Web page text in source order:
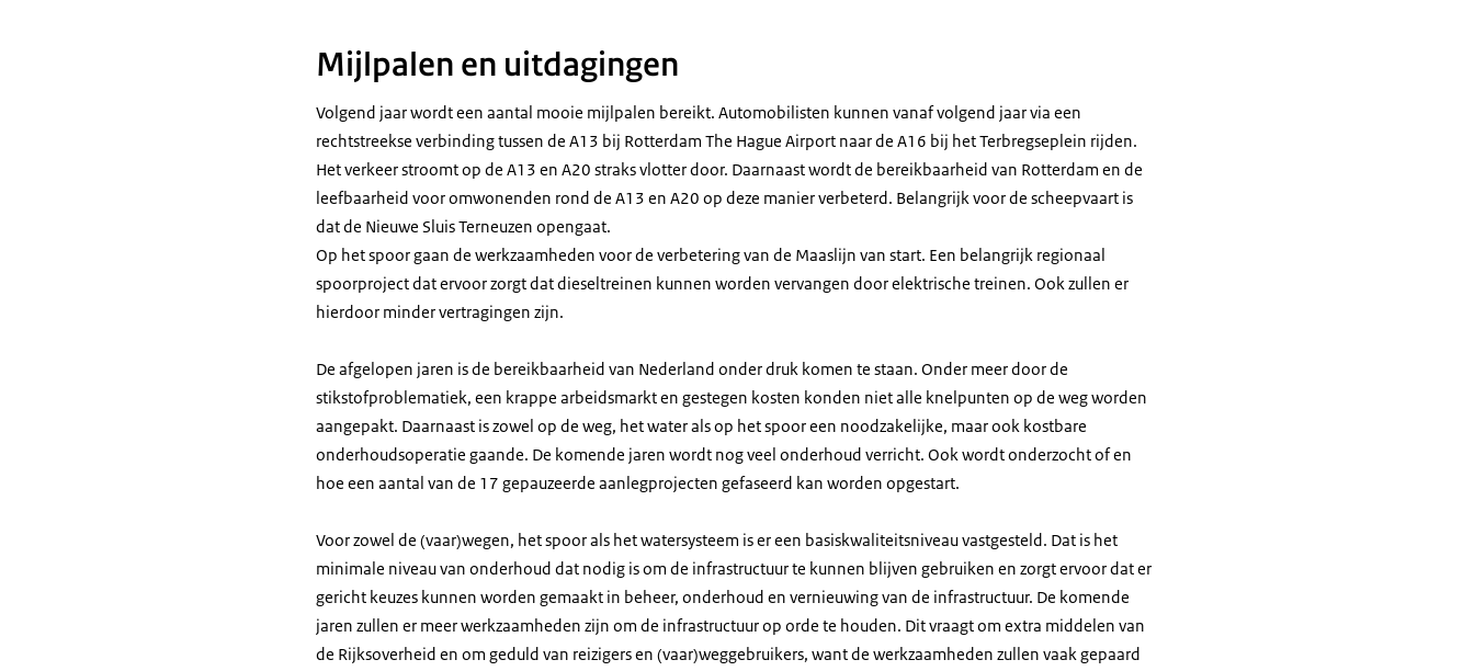
Mijlpalen en uitdagingen
Volgend jaar wordt een aantal mooie mijlpalen bereikt. Automobilisten kunnen vanaf volgend jaar via een
rechtstreekse verbinding tussen de A13 bij Rotterdam The Hague Airport naar de A16 bij het Terbregseplein rijden.
Het verkeer stroomt op de A13 en A20 straks vlotter door. Daarnaast wordt de bereikbaarheid van Rotterdam en de
leefbaarheid voor omwonenden rond de A13 en A20 op deze manier verbeterd. Belangrijk voor de scheepvaart is
dat de Nieuwe Sluis Terneuzen opengaat.
Op het spoor gaan de werkzaamheden voor de verbetering van de Maaslijn van start. Een belangrijk regionaal
spoorproject dat ervoor zorgt dat dieseltreinen kunnen worden vervangen door elektrische treinen. Ook zullen er
hierdoor minder vertragingen zijn.
De afgelopen jaren is de bereikbaarheid van Nederland onder druk komen te staan. Onder meer door de
stikstofproblematiek, een krappe arbeidsmarkt en gestegen kosten konden niet alle knelpunten op de weg worden
aangepakt. Daarnaast is zowel op de weg, het water als op het spoor een noodzakelijke, maar ook kostbare
onderhoudsoperatie gaande. De komende jaren wordt nog veel onderhoud verricht. Ook wordt onderzocht of en
hoe een aantal van de 17 gepauzeerde aanlegprojecten gefaseerd kan worden opgestart.
Voor zowel de (vaar)wegen, het spoor als het watersysteem is er een basiskwaliteitsniveau vastgesteld. Dat is het
minimale niveau van onderhoud dat nodig is om de infrastructuur te kunnen blijven gebruiken en zorgt ervoor dat er
gericht keuzes kunnen worden gemaakt in beheer, onderhoud en vernieuwing van de infrastructuur. De komende
jaren zullen er meer werkzaamheden zijn om de infrastructuur op orde te houden. Dit vraagt om extra middelen van
de Rijksoverheid en om geduld van reizigers en (vaar)weggebruikers, want de werkzaamheden zullen vaak gepaard